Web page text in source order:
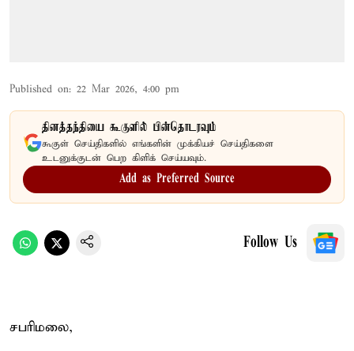
Published on: 22 Mar 2026, 4:00 pm
தினத்தந்தியை கூகுளில் பின்தொடரவும்
கூகுள் செய்திகளில் எங்களின் முக்கியச் செய்திகளை
உடனுக்குடன் பெற கிளிக் செய்யவும்.
Add as Preferred Source
Follow Us
சபரிமலை,